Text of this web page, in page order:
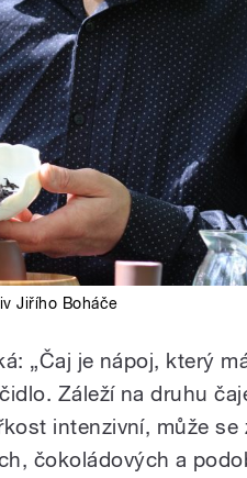
Jiřího Boháče
„Čaj je nápoj, který
Záleží na druhu
intenzivní, může se
čokoládových a